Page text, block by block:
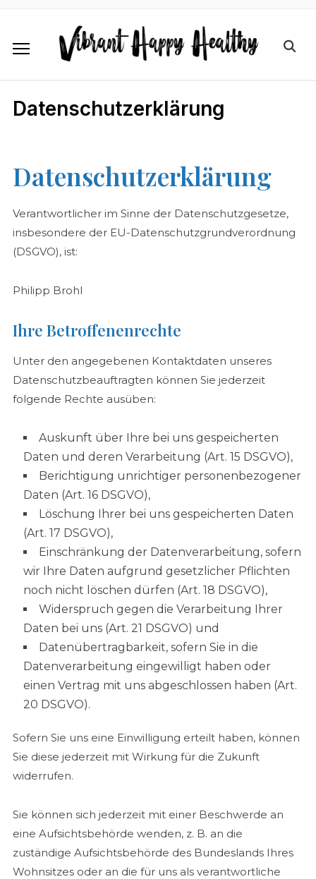
Datenschutzerklärung
Datenschutzerklärung
Verantwortlicher im Sinne der Datenschutzgesetze,
insbesondere der EU-Datenschutzgrundverordnung
(DSGVO), ist:
Philipp Brohl
Ihre Betroffenenrechte
Unter den angegebenen Kontaktdaten unseres
Datenschutzbeauftragten können Sie jederzeit
folgende Rechte ausüben:
Auskunft über Ihre bei uns gespeicherten
Daten und deren Verarbeitung (Art. 15 DSGVO),
Berichtigung unrichtiger personenbezogener
Daten (Art. 16 DSGVO),
Löschung Ihrer bei uns gespeicherten Daten
(Art. 17 DSGVO),
Einschränkung der Datenverarbeitung, sofern
wir Ihre Daten aufgrund gesetzlicher Pflichten
noch nicht löschen dürfen (Art. 18 DSGVO),
Widerspruch gegen die Verarbeitung Ihrer
Daten bei uns (Art. 21 DSGVO) und
Datenübertragbarkeit, sofern Sie in die
Datenverarbeitung eingewilligt haben oder
einen Vertrag mit uns abgeschlossen haben (Art.
20 DSGVO).
Sofern Sie uns eine Einwilligung erteilt haben, können
Sie diese jederzeit mit Wirkung für die Zukunft
widerrufen.
Sie können sich jederzeit mit einer Beschwerde an
eine Aufsichtsbehörde wenden, z. B. an die
zuständige Aufsichtsbehörde des Bundeslands Ihres
Wohnsitzes oder an die für uns als verantwortliche